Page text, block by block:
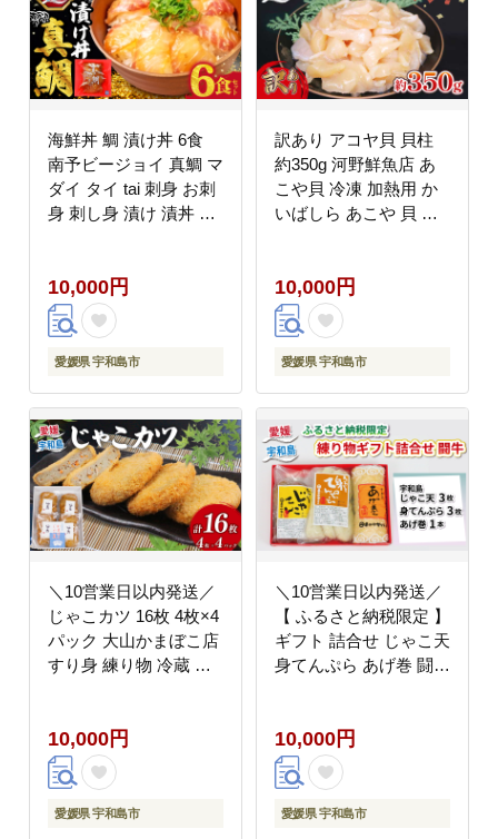
海鮮丼 鯛 漬け丼 6食
南予ビージョイ 真鯛 マ
ダイ タイ tai 刺身 お刺
身 刺し身 漬け 漬丼 丼
冷凍 小分け パック お
手軽 便利 産地直送 国
産 愛媛 宇和島 D010-
150022
10,000円
愛媛県 宇和島市
訳あり アコヤ貝 貝柱
約350g 河野鮮魚店 あ
こや貝 冷凍 加熱用 か
いばしら あこや 貝 か
唐揚げ 天ぷら 炊き込み
ご飯 真空パック 産地直
送 数量限定 国産 愛媛
宇和島 D010-177010
10,000円
愛媛県 宇和島市
＼10営業日以内発送／
じゃこカツ 16枚 4枚×4
パック 大山かまぼこ店
すり身 練り物 冷蔵 惣
つまみ 肴 魚肉加工品
特産品 愛媛 宇和島
C010-007004
10,000円
愛媛県 宇和島市
＼10営業日以内発送／
【 ふるさと納税限定 】
ギフト 詰合せ じゃこ天
身てんぷら あげ巻 闘牛
り物 冷蔵 惣菜 フライ
おでん 具 出汁 だし 小
分け 酒 おつまみ 肴 魚
肉 水産 加工品 特産品
10,000円
愛媛県 宇和島市